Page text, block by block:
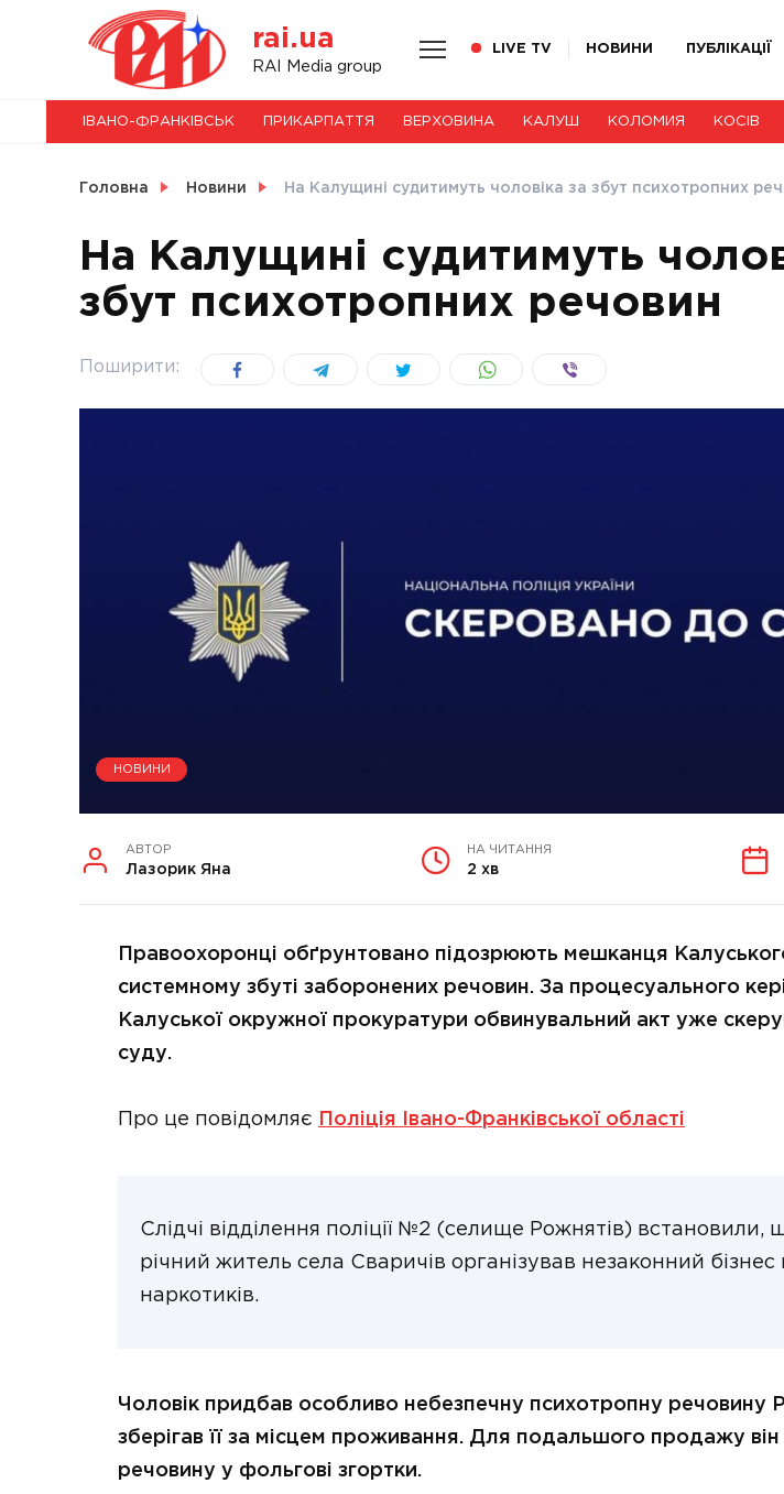
rai.ua
RAI Media group
LIVE TV НОВИНИ ПУБЛІКАЦІЇ
НОВИНИ
СВІТ
УКРАЇНА
ІВАНО-ФРАНКІВСЬК ПРИКАРПАТТЯ ВЕРХОВИНА КАЛУШ КОЛОМИЯ КОСІВ
Головна Новини На Калущині судитимуть чоловіка за збут психотропних
На Калущині судитимуть
збут психотропних речовин
Поширити:
НОВИНИ
АВТОР
Лазорик Яна
НА ЧИТАННЯ
2 хв
Правоохоронці обґрунтовано підозрюють мешканця
системному збуті заборонених речовин. За процесуального
Калуської окружної прокуратури обвинувальний акт уже
суду.
Про це повідомляє Поліція Івано-Франківської області
Слідчі відділення поліції №2 (селище Рожнятів) встановили,
річний житель села Сваричів організував незаконний бізнес
наркотиків.
Чоловік придбав особливо небезпечну психотропну речовину
зберігав її за місцем проживання. Для подальшого продажу
речовину у фольгові згортки.